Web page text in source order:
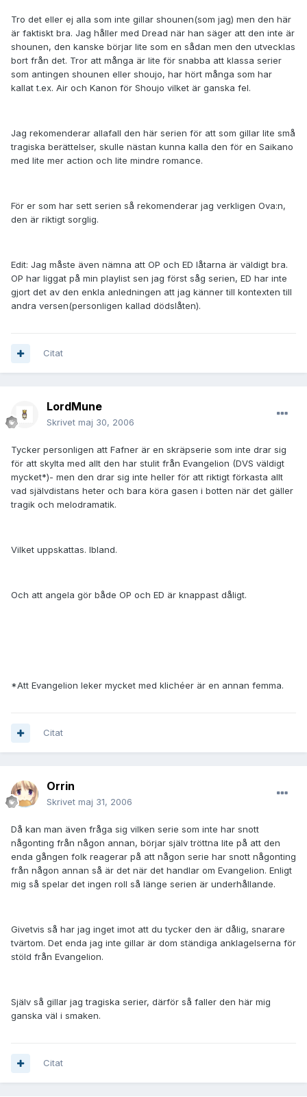
Tro det eller ej alla som inte gillar shounen(som jag) men den här
är faktiskt bra. Jag håller med Dread när han säger att den inte är
shounen, den kanske börjar lite som en sådan men den utvecklas
bort från det. Tror att många är lite för snabba att klassa serier
som antingen shounen eller shoujo, har hört många som har
kallat t.ex. Air och Kanon för Shoujo vilket är ganska fel.
Jag rekomenderar allafall den här serien för att som gillar lite små
tragiska berättelser, skulle nästan kunna kalla den för en Saikano
med lite mer action och lite mindre romance.
För er som har sett serien så rekomenderar jag verkligen Ova:n,
den är riktigt sorglig.
Edit: Jag måste även nämna att OP och ED låtarna är väldigt bra.
OP har liggat på min playlist sen jag först såg serien, ED har inte
gjort det av den enkla anledningen att jag känner till kontexten till
andra versen(personligen kallad dödslåten).
Citat
LordMune
Skrivet maj 30, 2006
Tycker personligen att Fafner är en skräpserie som inte drar sig
för att skylta med allt den har stulit från Evangelion (DVS väldigt
mycket*)- men den drar sig inte heller för att riktigt förkasta allt
vad självdistans heter och bara köra gasen i botten när det gäller
tragik och melodramatik.
Vilket uppskattas. Ibland.
Och att angela gör både OP och ED är knappast dåligt.
*Att Evangelion leker mycket med klichéer är en annan femma.
Citat
Orrin
Skrivet maj 31, 2006
Då kan man även fråga sig vilken serie som inte har snott
någonting från någon annan, börjar själv tröttna lite på att den
enda gången folk reagerar på att någon serie har snott någonting
från någon annan så är det när det handlar om Evangelion. Enligt
mig så spelar det ingen roll så länge serien är underhållande.
Givetvis så har jag inget imot att du tycker den är dålig, snarare
tvärtom. Det enda jag inte gillar är dom ständiga anklagelserna för
stöld från Evangelion.
Själv så gillar jag tragiska serier, därför så faller den här mig
ganska väl i smaken.
Citat